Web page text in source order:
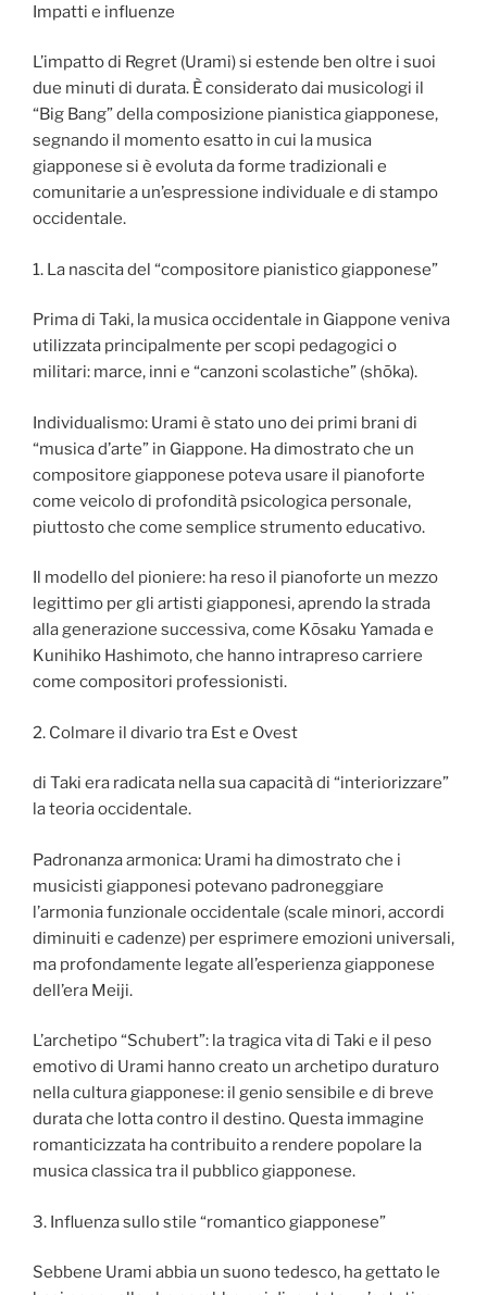
Impatti e influenze
L’impatto di Regret (Urami) si estende ben oltre i suoi
due minuti di durata. È considerato dai musicologi il
“Big Bang” della composizione pianistica giapponese,
segnando il momento esatto in cui la musica
giapponese si è evoluta da forme tradizionali e
comunitarie a un’espressione individuale e di stampo
occidentale.
1. La nascita del “compositore pianistico giapponese”
Prima di Taki, la musica occidentale in Giappone veniva
utilizzata principalmente per scopi pedagogici o
militari: marce, inni e “canzoni scolastiche” (shōka).
Individualismo: Urami è stato uno dei primi brani di
“musica d’arte” in Giappone. Ha dimostrato che un
compositore giapponese poteva usare il pianoforte
come veicolo di profondità psicologica personale,
piuttosto che come semplice strumento educativo.
Il modello del pioniere: ha reso il pianoforte un mezzo
legittimo per gli artisti giapponesi, aprendo la strada
alla generazione successiva, come Kōsaku Yamada e
Kunihiko Hashimoto, che hanno intrapreso carriere
come compositori professionisti.
2. Colmare il divario tra Est e Ovest
di Taki era radicata nella sua capacità di “interiorizzare”
la teoria occidentale.
Padronanza armonica: Urami ha dimostrato che i
musicisti giapponesi potevano padroneggiare
l’armonia funzionale occidentale (scale minori, accordi
diminuiti e cadenze) per esprimere emozioni universali,
ma profondamente legate all’esperienza giapponese
dell’era Meiji.
L’archetipo “Schubert”: la tragica vita di Taki e il peso
emotivo di Urami hanno creato un archetipo duraturo
nella cultura giapponese: il genio sensibile e di breve
durata che lotta contro il destino. Questa immagine
romanticizzata ha contribuito a rendere popolare la
musica classica tra il pubblico giapponese.
3. Influenza sullo stile “romantico giapponese”
Sebbene Urami abbia un suono tedesco, ha gettato le